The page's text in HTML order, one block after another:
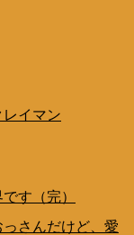
イマン
す（完）
さんだけど、愛